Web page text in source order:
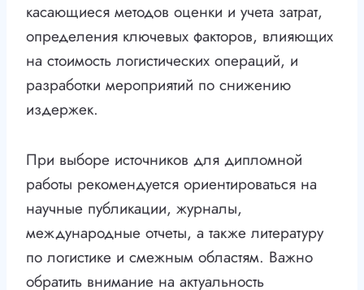
касающиеся методов оценки и учета затрат,
определения ключевых факторов, влияющих
на стоимость логистических операций, и
разработки мероприятий по снижению
издержек.
При выборе источников для дипломной
работы рекомендуется ориентироваться на
научные публикации, журналы,
международные отчеты, а также литературу
по логистике и смежным областям. Важно
обратить внимание на актуальность